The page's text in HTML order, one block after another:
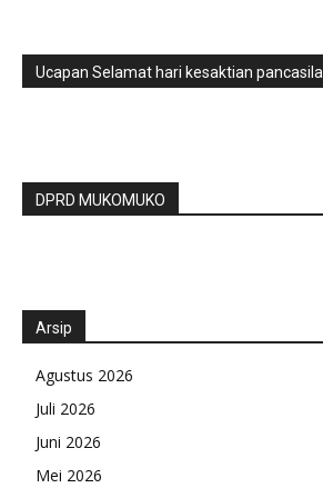
Ucapan Selamat hari kesaktian pancasila
DPRD MUKOMUKO
Arsip
Agustus 2026
Juli 2026
Juni 2026
Mei 2026